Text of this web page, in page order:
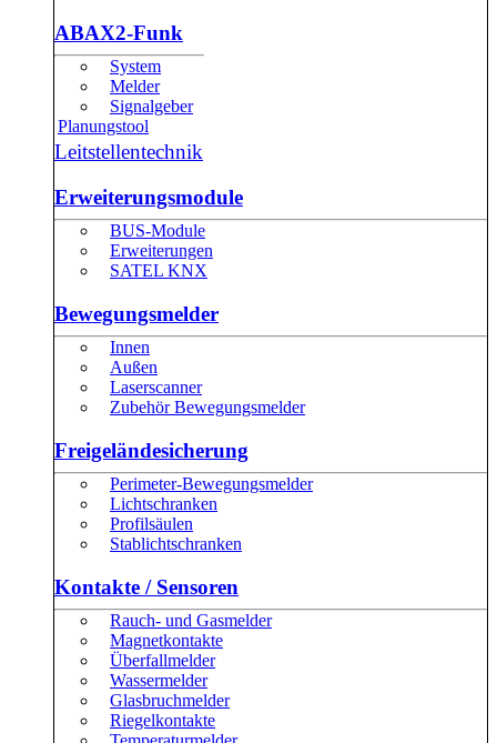
ABAX2-Funk
System
Melder
Signalgeber
Planungstool
Leitstellentechnik
Erweiterungsmodule
BUS-Module
Erweiterungen
SATEL KNX
Bewegungsmelder
Innen
Außen
Laserscanner
Zubehör Bewegungsmelder
Freigeländesicherung
Perimeter-Bewegungsmelder
Lichtschranken
Profilsäulen
Stablichtschranken
Kontakte / Sensoren
Rauch- und Gasmelder
Magnetkontakte
Überfallmelder
Wassermelder
Glasbruchmelder
Riegelkontakte